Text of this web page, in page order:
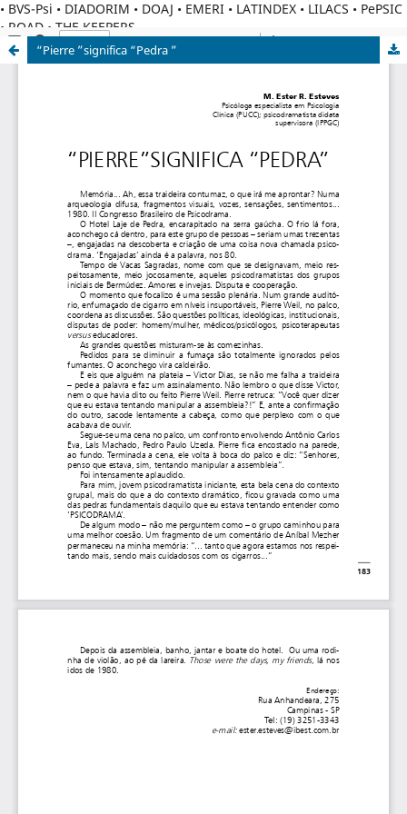
• BVS-Psi • DIADORIM • DOAJ • EMERI • LATINDEX • LILACS • PePSIC
• ROAD • THE KEEPERS
“Pierre ”significa “Pedra ”